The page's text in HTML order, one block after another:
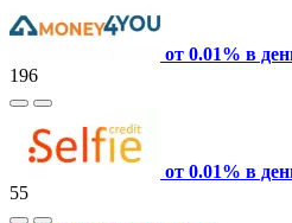
от 0.01% в
196
от 0.01% в
55